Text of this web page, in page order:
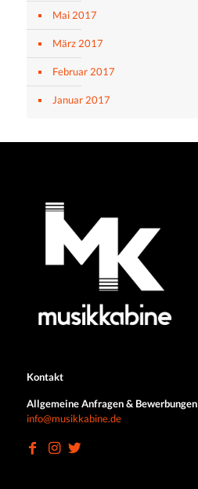
Mai 2017
März 2017
Februar 2017
Januar 2017
Kontakt
Allgemeine Anfragen & Bewerbungen
info@musikkabine.de